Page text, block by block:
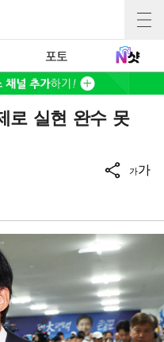
포토
로 실현 완수 못
가가